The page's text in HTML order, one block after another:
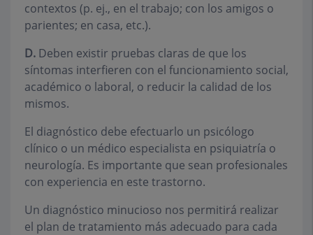
contextos (p. ej., en el trabajo; con los amigos o
parientes; en casa, etc.).
D. Deben existir pruebas claras de que los
síntomas interfieren con el funcionamiento social,
académico o laboral, o reducir la calidad de los
mismos.
El diagnóstico debe efectuarlo un psicólogo
clínico o un médico especialista en psiquiatría o
neurología. Es importante que sean profesionales
con experiencia en este trastorno.
Un diagnóstico minucioso nos permitirá realizar
el plan de tratamiento más adecuado para cada